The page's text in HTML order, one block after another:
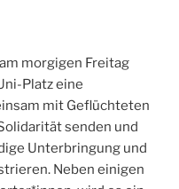
morgigen Freitag
Platz eine
mit Geflüchteten
senden und
Unterbringung und
Neben einigen